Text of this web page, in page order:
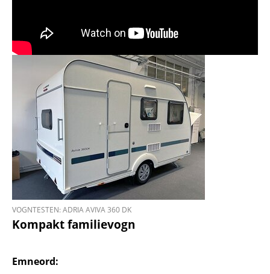
VOGNTESTEN: ADRIA AVIVA 360 DK
Kompakt familievogn
Emneord: